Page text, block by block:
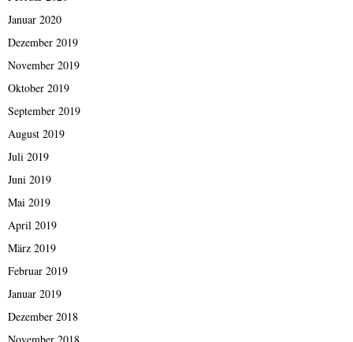
Januar 2020
Dezember 2019
November 2019
Oktober 2019
September 2019
August 2019
Juli 2019
Juni 2019
Mai 2019
April 2019
März 2019
Februar 2019
Januar 2019
Dezember 2018